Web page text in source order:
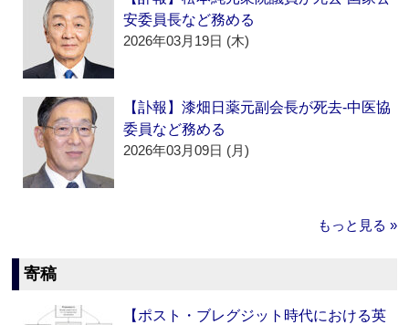
安委員長など務める
2026年03月19日 (木)
【訃報】漆畑日薬元副会長が死去‐中医協
委員など務める
2026年03月09日 (月)
もっと見る »
寄稿
【ポスト・ブレグジット時代における英